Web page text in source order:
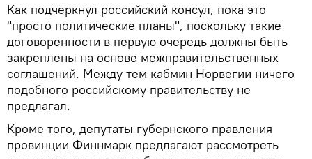
Как подчеркнул российский консул, пока это
"просто политические планы", поскольку такие
договоренности в первую очередь должны быть
закреплены на основе межправительственных
соглашений. Между тем кабмин Норвегии ничего
подобного российскому правительству не
предлагал.
Кроме того, депутаты губернского правления
провинции Финнмарк предлагают рассмотреть